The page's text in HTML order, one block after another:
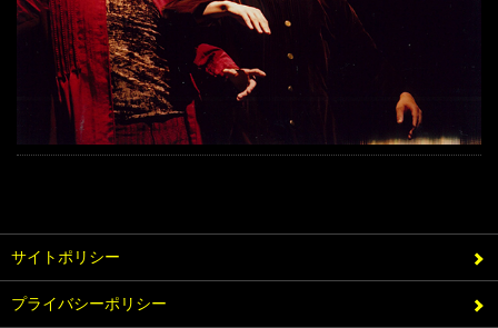
サイトポリシー
プライバシーポリシー